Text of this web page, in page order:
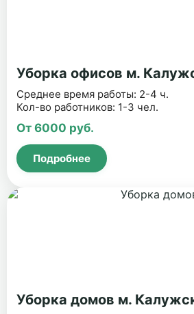
Уборка офисов м.
Среднее время работы: 2-4 ч.
Кол-во работников: 1-3 чел.
От 6000 руб.
Подробнее
Уборка домов м.